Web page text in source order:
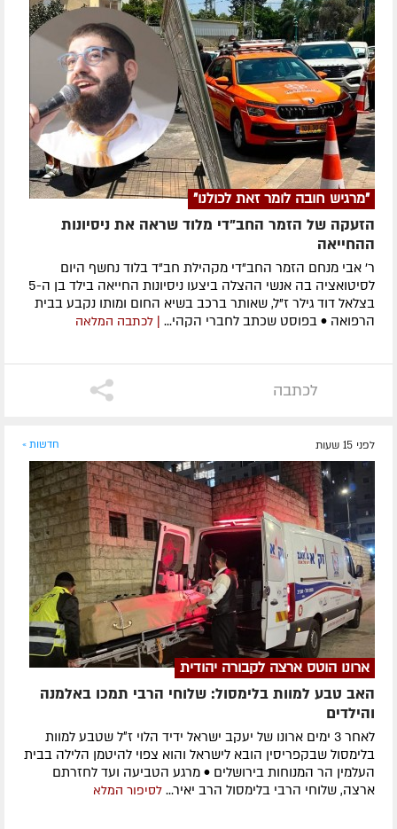
"מרגיש חובה לומר זאת לכולנו"
הזעקה של הזמר החב"די מלוד שראה את ניסיונות
ההחייאה
ר' אבי מנחם הזמר החב"די מקהילת חב"ד בלוד נחשף היום
לסיטואציה בה אנשי ההצלה ביצעו ניסיונות החייאה בילד בן ה-5
בצלאל דוד גילר ז"ל, שאותר ברכב בשיא החום ומותו נקבע בבית
הרפואה • בפוסט שכתב לחברי הקהי... | לכתבה המלאה
לכתבה
לפני 15 שעות חדשות »
ארונו הוטס ארצה לקבורה יהודית
האב טבע למוות בלימסול: שלוחי הרבי תמכו באלמנה
והילדים
לאחר 3 ימים ארונו של יעקב ישראל ידיד הלוי ז״ל שטבע למוות
בלימסול שבקפריסין הובא לישראל והוא צפוי להיטמן הלילה בבית
העלמין הר המנוחות בירושלים • מרגע הטביעה ועד לחזרתם
ארצה, שלוחי הרבי בלימסול הרב יאיר... לסיפור המלא